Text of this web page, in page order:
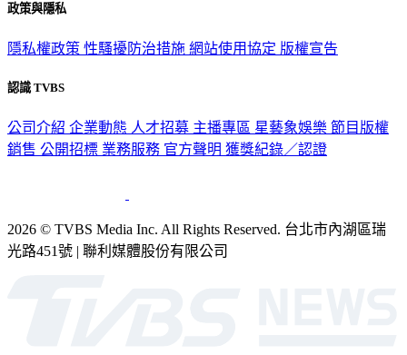
政策與隱私
隱私權政策 性騷擾防治措施 網站使用協定 版權宣告
認識 TVBS
公司介紹 企業動態 人才招募 主播專區 星藝象娛樂 節目版權
銷售 公開招標 業務服務 官方聲明 獲獎紀錄／認證
2026 © TVBS Media Inc. All Rights Reserved. 台北市內湖區瑞
光路451號 | 聯利媒體股份有限公司